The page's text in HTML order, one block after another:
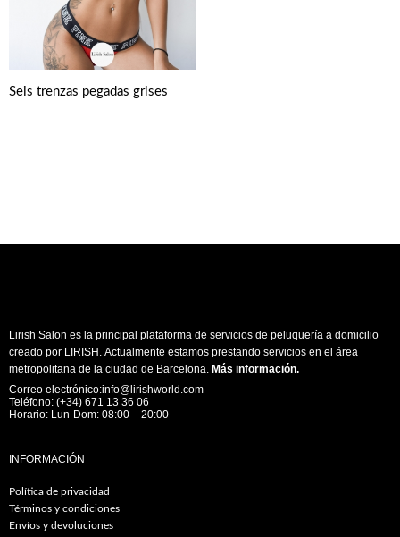
Seis trenzas pegadas grises
Lirish Salon es la principal plataforma de servicios de peluquería a domicilio
creado por LIRISH. Actualmente estamos prestando servicios en el área
metropolitana de la ciudad de Barcelona. Más información.
Correo electrónico:info@lirishworld.com
Teléfono: (+34) 671 13 36 06
Horario: Lun-Dom: 08:00 – 20:00
INFORMACIÓN
Política de privacidad
Términos y condiciones
Envíos y devoluciones